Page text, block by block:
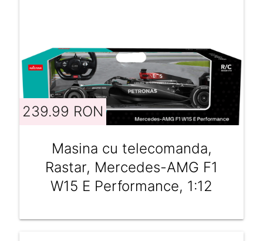
239.99 RON
Masina cu telecomanda,
Rastar, Mercedes-AMG F1
W15 E Performance, 1:12